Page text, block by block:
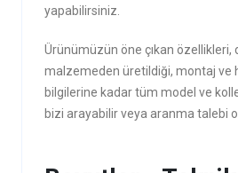
yapabilirsiniz.
Ürünümüzün öne çıkan özellikleri,
malzemeden üretildiği, montaj ve
bilgilerine kadar tüm model ve
bizi arayabilir veya aranma talebi